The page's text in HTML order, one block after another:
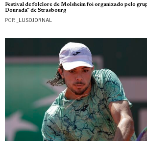
Festival de folclore de Molsheim foi organizado pelo
Dourada” de Strasbourg
POR _LUSOJORNAL